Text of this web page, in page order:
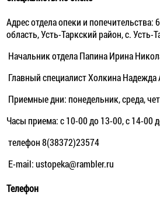
Адрес отдела опеки и попечительства:
область, Усть-Таркский район, с. Усть-
Начальник отдела Папина Ирина
Главный специалист Холкина Надежда
Приемные дни: понедельник, среда,
Часы приема: с 10-00 до 13-00, с 14-00
телефон 8(38372)23574
E-mail: ustopeka@rambler.ru
Телефон